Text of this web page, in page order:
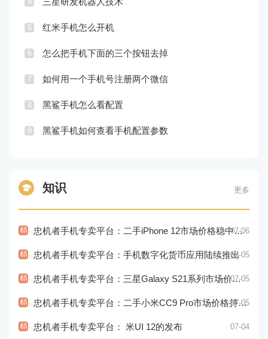
5 红米手机怎么开机
6 怎么把手机下面的三个按钮去掉
7 如何用一个手机号注册两个微信
8 黑鲨手机怎么看配置
9 黑鲨手机如何查看手机配置参数
知识 更多
精 忠机者手机专卖平台：二手iPhone 12市场价格稳中有升07-06
精 忠机者手机专卖平台：手机数字化货币应用陆续推出07-05
精 忠机者手机专卖平台：三星Galaxy S21系列市场价格持续下跌07-05
精 忠机者手机专卖平台：二手小米CC9 Pro市场价格持续下跌07-05
精 忠机者手机专卖平台： 米UI 12的发布 07-04